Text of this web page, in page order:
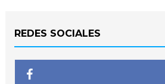
REDES SOCIALES